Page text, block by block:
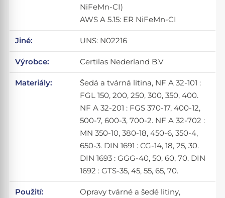
NiFeMn-CI)
AWS A 5.15: ER NiFeMn-CI
Jiné: UNS: N02216
Výrobce: Certilas Nederland B.V
Materiály:
Šedá a tvárná litina, NF A 32-101 :
FGL 150, 200, 250, 300, 350, 400.
NF A 32-201 : FGS 370-17, 400-12,
500-7, 600-3, 700-2. NF A 32-702 :
MN 350-10, 380-18, 450-6, 350-4,
650-3. DIN 1691 : CG-14, 18, 25, 30.
DIN 1693 : GGG-40, 50, 60, 70. DIN
1692 : GTS-35, 45, 55, 65, 70.
Použití:
Opravy tvárné a šedé litiny,